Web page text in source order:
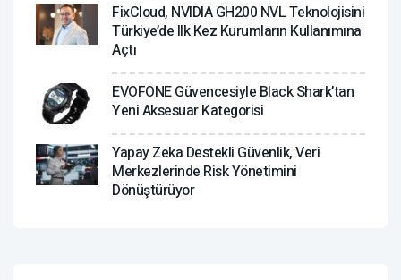
FixCloud, NVIDIA GH200 NVL Teknolojisini
Türkiye’de Ilk Kez Kurumların Kullanımına
Açtı
EVOFONE Güvencesiyle Black Shark’tan
Yeni Aksesuar Kategorisi
Yapay Zeka Destekli Güvenlik, Veri
Merkezlerinde Risk Yönetimini
Dönüştürüyor